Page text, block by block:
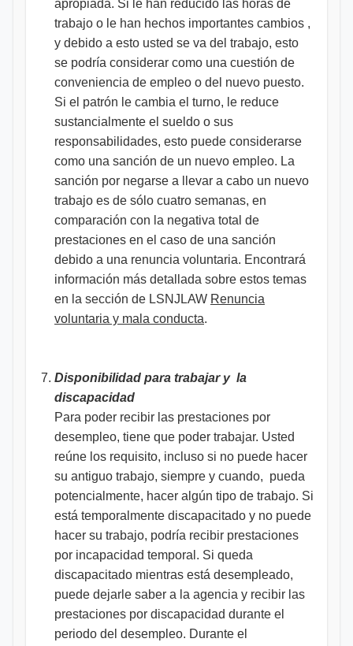
apropiada. Si le han reducido las horas de
trabajo o le han hechos importantes cambios ,
y debido a esto usted se va del trabajo, esto
se podría considerar como una cuestión de
conveniencia de empleo o del nuevo puesto.
Si el patrón le cambia el turno, le reduce
sustancialmente el sueldo o sus
responsabilidades, esto puede considerarse
como una sanción de un nuevo empleo. La
sanción por negarse a llevar a cabo un nuevo
trabajo es de sólo cuatro semanas, en
comparación con la negativa total de
prestaciones en el caso de una sanción
debido a una renuncia voluntaria. Encontrará
información más detallada sobre estos temas
en la sección de LSNJLAW Renuncia
voluntaria y mala conducta​.
Disponibilidad para trabajar y la
discapacidad
Para poder recibir las prestaciones por
desempleo, tiene que poder trabajar. Usted
reúne los requisito, incluso si no puede hacer
su antiguo trabajo, siempre y cuando, pueda
potencialmente, hacer algún tipo de trabajo. Si
está temporalmente discapacitado y no puede
hacer su trabajo, podría recibir prestaciones
por incapacidad temporal. Si queda
discapacitado mientras está desempleado,
puede dejarle saber a la agencia y recibir las
prestaciones por discapacidad durante el
periodo del desempleo. Durante el